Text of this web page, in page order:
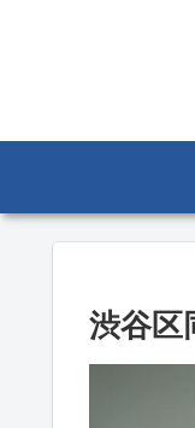
渋谷区